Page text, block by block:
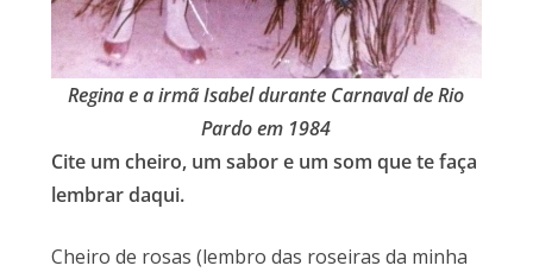
Regina e a irmã Isabel durante Carnaval de Rio
Pardo em 1984
Cite um cheiro, um sabor e um som que te faça
lembrar daqui.
Cheiro de rosas (lembro das roseiras da minha